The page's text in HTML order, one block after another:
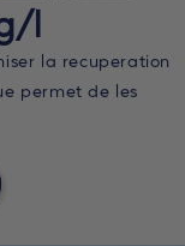
l
la recuperation
permet de les